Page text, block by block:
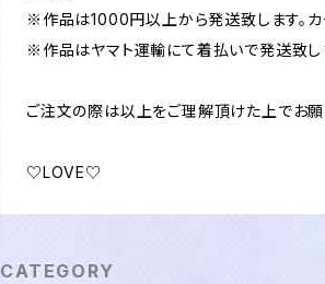
※作品は1000円以上から発送致します。カ
※作品はヤマト運輸にて着払いで発送致し
ご注文の際は以上をご理解頂けた上でお願
♡LOVE♡
CATEGORY